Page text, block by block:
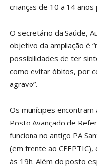
crianças de 10 a 14 anos
O secretário da Saúde,
objetivo da ampliação é
possibilidades de ter
como evitar óbitos, por
agravo”.
Os munícipes encontram
Posto Avançado de
funciona no antigo PA
(em frente ao
às 19h. Além do posto